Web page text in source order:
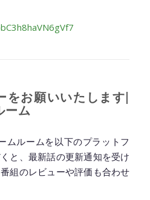
をお願いいたします|
ーム
ムルームを以下のプラットフ
と、最新話の更新通知を受け
組のレビューや評価も合わせ